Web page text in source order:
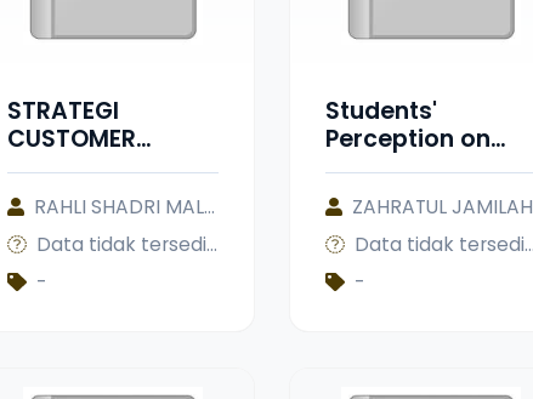
STRATEGI
CUSTOMER
RELATIONSHIP
MANAGEMENT
DALAM
MENGURANGI
JUMLAH
NASIONAL KCP
RAHLI SHADRI MALIK HAKIM
Data tidak tersedia
-
Students'
Perception on
Using ChatGPT in
Preparing
Materials for
Presentation in
Mobile Assisted
ZAHRATUL JAMILAH
Data tidak tersedia
-